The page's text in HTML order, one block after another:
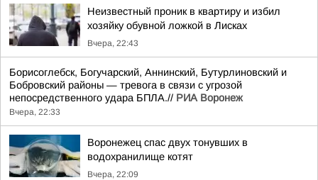
Неизвестный проник в квартиру и избил
хозяйку обувной ложкой в Лисках
Вчера, 22:43
Борисоглебск, Богучарский, Аннинский, Бутурлиновский и
Бобровский районы — тревога в связи с угрозой
непосредственного удара БПЛА.// РИА Воронеж
Вчера, 22:33
Воронежец спас двух тонувших в
водохранилище котят
Вчера, 22:09